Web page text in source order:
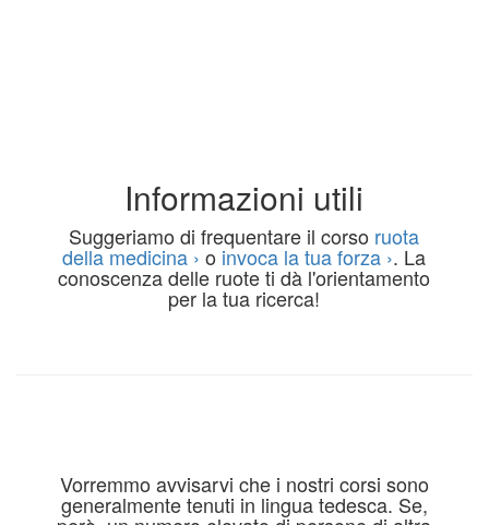
Informazioni utili
Suggeriamo di frequentare il corso ruota
della medicina › o invoca la tua forza ›. La
conoscenza delle ruote ti dà l'orientamento
per la tua ricerca!
Vorremmo avvisarvi che i nostri corsi sono
generalmente tenuti in lingua tedesca. Se,